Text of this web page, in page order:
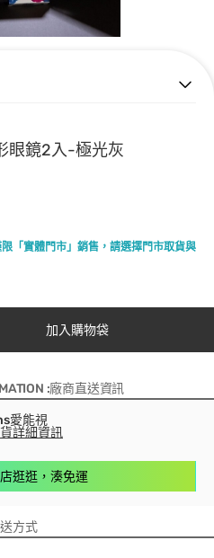
眼鏡2入-極光灰
「實體門市」銷售，請選擇門市取貨與
加入購物袋
:廠商直送資訊
愛能視
詳細資訊
逛逛，湊免運
方式